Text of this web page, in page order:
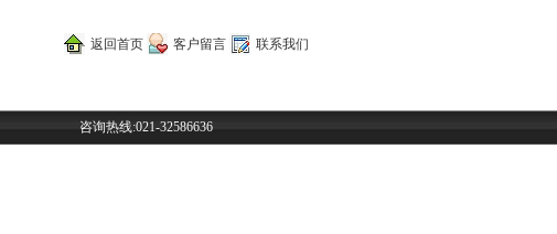
返回首页 客户留言 联系我们
咨询热线:021-32586636